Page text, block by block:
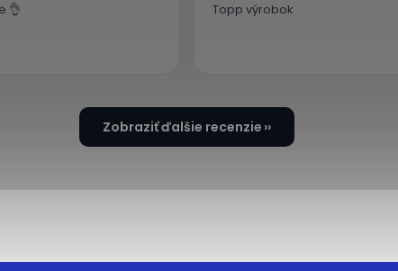
👌 Topp výrobok
Zobraziť ďalšie recenzie